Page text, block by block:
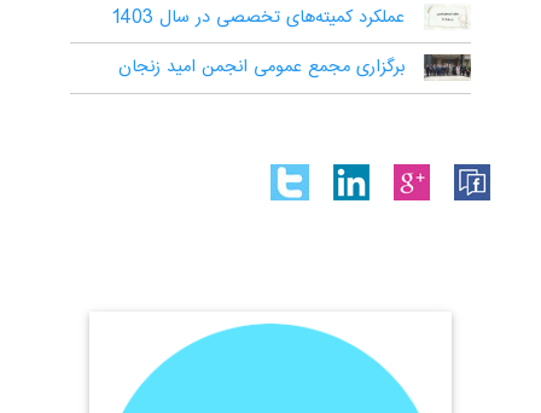
عملکرد کمیته‌های تخصصی در سال 1403
برگزاری مجمع عمومی انجمن امید زنجان